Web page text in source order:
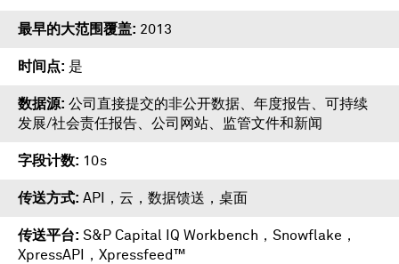
最早的大范围覆盖 2013
时间点 是
数据源 公司直接提交的非公开数据、年度报告、可持续
发展/社会责任报告、公司网站、监管文件和新闻
字段计数 10s
传送方式 API，云，数据馈送，桌面
传送平台 S&P Capital IQ Workbench ， Snowflake ，
XpressAPI
， Xpressfeed™